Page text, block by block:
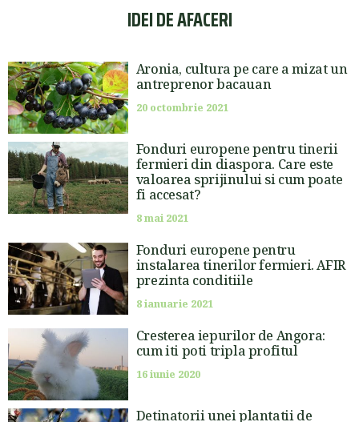
IDEI DE AFACERI
Aronia, cultura pe care a mizat un
antreprenor bacauan
20 octombrie 2021
Fonduri europene pentru tinerii
fermieri din diaspora. Care este
valoarea sprijinului si cum poate
fi accesat?
8 mai 2021
Fonduri europene pentru
instalarea tinerilor fermieri. AFIR
prezinta conditiile
8 ianuarie 2021
Cresterea iepurilor de Angora:
cum iti poti tripla profitul
16 iunie 2020
Detinatorii unei plantatii de